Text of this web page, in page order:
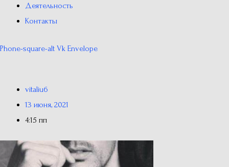
Деятельность
Контакты
Phone-square-alt Vk Envelope
vitaliu6
13 июня, 2021
4:15 пп